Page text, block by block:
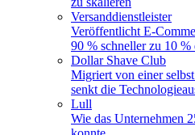
Versanddienstleister
Veröffentlicht E-
90 % schneller zu 10 %
Dollar Shave Club
Migriert von einer
senkt die
Lull
Wie das Unternehmen